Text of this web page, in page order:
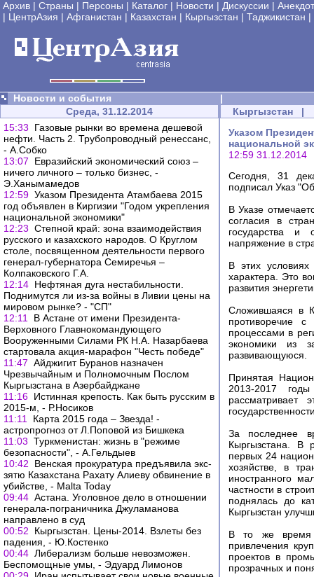
Архив | Страны | Персоны | Каталог | Новости | Дискуссии |
| ЦентрАзия | Афганистан | Казахстан | Кыргызстан | Таджикистан |
Новости и события
|
Среда, 31.12.2014
15:33
Газовые рынки во времена дешевой
нефти. Часть 2. Трубопроводный ренессанс,
- А.Собко
13:07
Евразийский экономический союз –
ничего личного – только бизнес, -
Э.Ханымамедов
12:59 Указом Президента Атамбаева 2015
год объявлен в Киргизии "Годом укрепления
национальной экономики"
12:23 Степной край: зона взаимодействия
русского и казахского народов. О Круглом
столе, посвященном деятельности первого
генерал-губернатора Семиречья –
Колпаковского Г.А.
12:14 Нефтяная дуга нестабильности.
Поднимутся ли из-за войны в Ливии цены на
мировом рынке? - "СП"
12:11
В Астане от имени Президента-
Верховного Главнокомандующего
Вооруженными Силами РК Н.А. Назарбаева
стартовала акция-марафон "Честь победе"
11:47 Айджигит Буранов назначен
Чрезвычайным и Полномочным Послом
Кыргызстана в Азербайджане
11:16 Истинная крепость. Как быть русским в
2015-м, - Р.Носиков
11:11
Карта 2015 года – Звезда! -
астропрогноз от Л.Поповой из Бишкека
11:03 Туркменистан: жизнь в "режиме
безопасности", - А.Гельдыев
10:42
Венская прокуратура предъявила экс-
зятю Казахстана Рахату Алиеву обвинение в
убийстве, - Malta Today
09:44 Астана. Уголовное дело в отношении
генерала-пограничника Джуламанова
направлено в суд
00:52
Кыргызстан. Цены-2014. Взлеты без
падения, - Ю.Костенко
00:44 Либерализм больше невозможен.
Беспомощные умы, - Эдуард Лимонов
Кыргызстан |
Указом
национальной
12:59 31.12.2014
Сегодня, 31
подписал Указ
В Указе
согласия в
государства и
напряжение в
В этих
характера. Это
развития
Сложившаяся в
противоречие
процессами в
экономики из
развивающуюся.
Принятая
2013-2017
рассматривает
За последнее
Кыргызстана. В
первых 24
хозяйстве, в
иностранного
частности в
поднялась до
Кыргызстан
В то же время
привлечения
проектов в
прозрачных и